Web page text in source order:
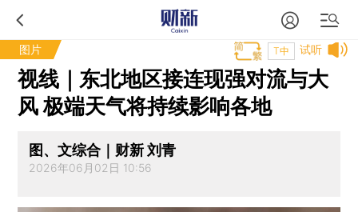
图片 试听
T中
视线｜东北地区接连现强对流与大
风 极端天气将持续影响各地
图、文综合｜财新 刘青
2026年06月02日 10:56